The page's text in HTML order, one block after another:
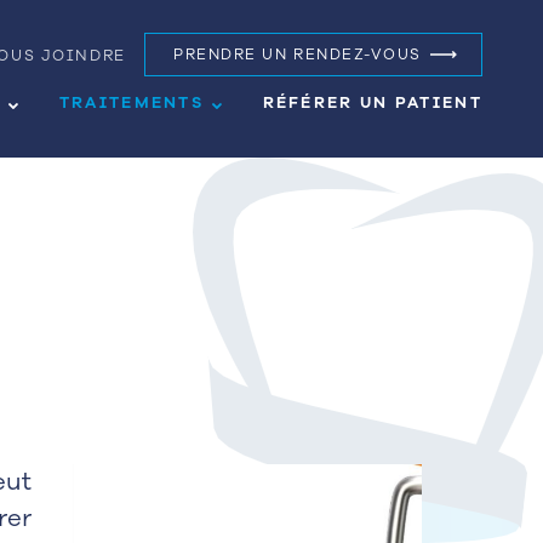
JOINDRE PRENDRE UN RENDEZ-VOUS
TRAITEMENTS RÉFÉRER UN PATIENT